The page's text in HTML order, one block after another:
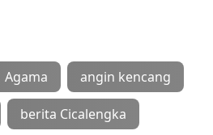
Agama angin kencang
berita Cicalengka